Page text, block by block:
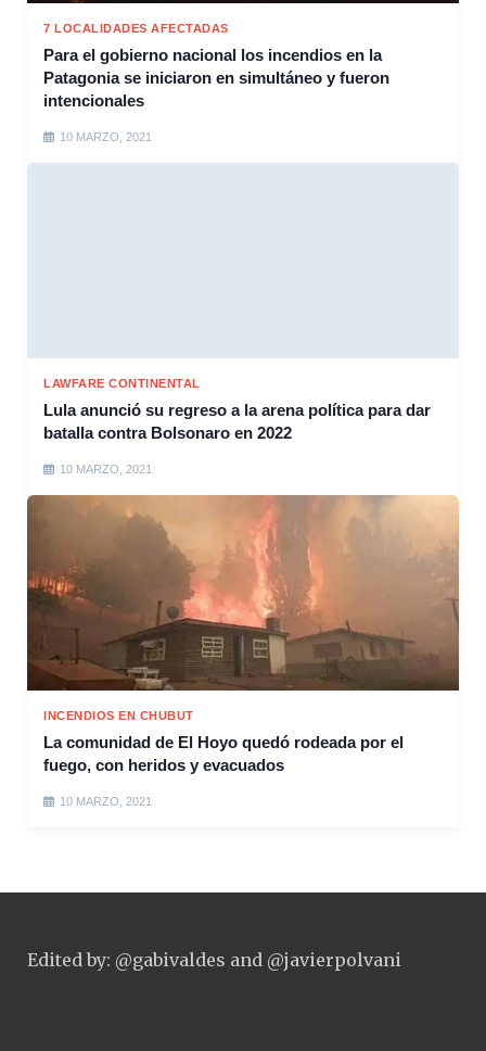
7 LOCALIDADES AFECTADAS
Para el gobierno nacional los incendios en la
Patagonia se iniciaron en simultáneo y fueron
intencionales
10 MARZO, 2021
LAWFARE CONTINENTAL
Lula anunció su regreso a la arena política para dar
batalla contra Bolsonaro en 2022
10 MARZO, 2021
INCENDIOS EN CHUBUT
La comunidad de El Hoyo quedó rodeada por el
fuego, con heridos y evacuados
10 MARZO, 2021
Edited by: @gabivaldes and @javierpolvani